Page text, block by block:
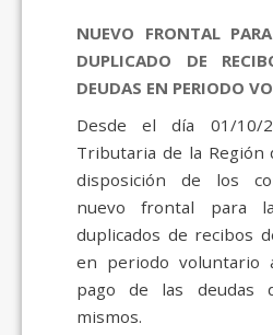
NUEVO FRONTAL
DUPLICADO DE
DEUDAS EN PERIODO
Desde el día 01/10/
Tributaria de la Región
disposición de los
nuevo frontal para
duplicados de recibos
en periodo voluntario
pago de las deudas
mismos.